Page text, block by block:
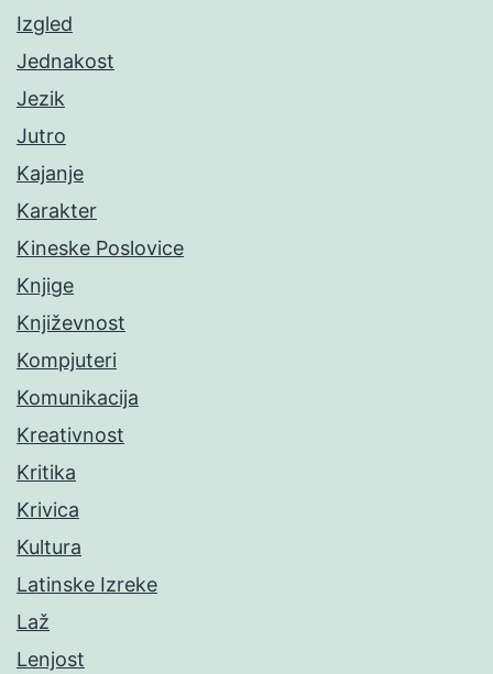
Izgled
Jednakost
Jezik
Jutro
Kajanje
Karakter
Kineske Poslovice
Knjige
Književnost
Kompjuteri
Komunikacija
Kreativnost
Kritika
Krivica
Kultura
Latinske Izreke
Laž
Lenjost